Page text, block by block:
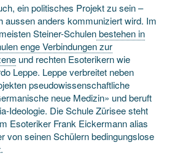
ein politisches Projekt zu sein –
aussen anders kommuniziert wird. Im
Steiner-Schulenbestehen in
enge Verbindungen zur
und rechten Esoterikern wie
Leppe. Leppe verbreitet neben
pseudowissenschaftliche
neue Medizin» und beruft
Ideologie. Die Schule Zürisee steht
Esoteriker Frank Eickermann alias
von seinen Schülern bedingungslose